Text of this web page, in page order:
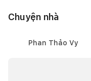
Chuyện nhà
Phan Thảo Vy